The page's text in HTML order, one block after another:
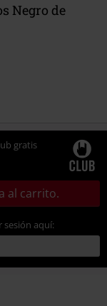
Negro de
gratis
al carrito.
sesión aquí: